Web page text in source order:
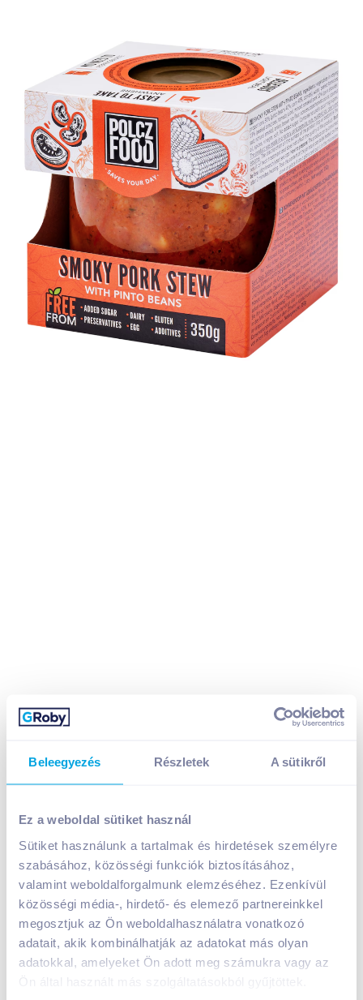
Beleegyezés Részletek A sütikről
Ez a weboldal sütiket használ
Sütiket használunk a tartalmak és hirdetések személyre
szabásához, közösségi funkciók biztosításához,
valamint weboldalforgalmunk elemzéséhez. Ezenkívül
közösségi média-, hirdető- és elemező partnereinkkel
megosztjuk az Ön weboldalhasználatra vonatkozó
adatait, akik kombinálhatják az adatokat más olyan
adatokkal, amelyeket Ön adott meg számukra vagy az
Ön által használt más szolgáltatásokból gyűjtöttek.
Egységár: 5 426
Nettó eladási ár:
1 495Ft / db ( 27% áfa)
Kosárba
1 karton = 12 db
+1 karton a kosárba